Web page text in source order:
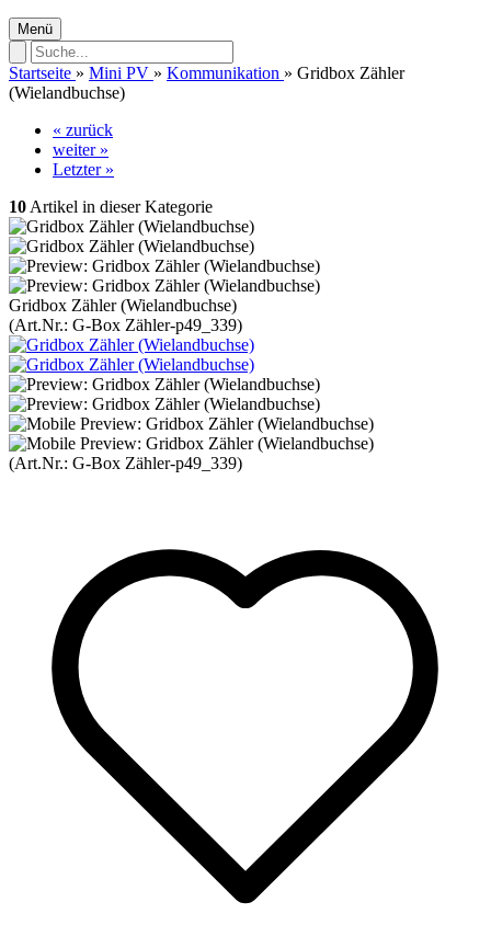
Menü
Startseite » Mini PV » Kommunikation » Gridbox Zähler
(Wielandbuchse)
« zurück
weiter »
Letzter »
10 Artikel in dieser Kategorie
Gridbox Zähler (Wielandbuchse)
(Art.Nr.: G-Box Zähler-p49_339)
(Art.Nr.: G-Box Zähler-p49_339)